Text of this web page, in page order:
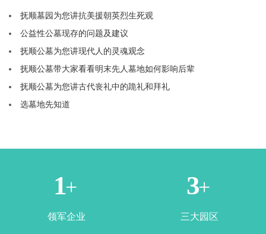
抚顺墓园为您讲抗美援朝英烈生死观
公益性公墓现存的问题及建议
抚顺公墓为您讲现代人的灵魂观念
抚顺公墓带大家看看明末先人墓地如何影响后辈
抚顺公墓为您讲古代丧礼中的跪礼和拜礼
选墓地先知道
1+
领军企业
3+
三大园区